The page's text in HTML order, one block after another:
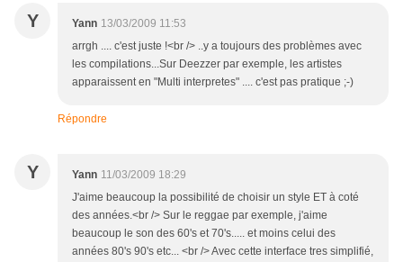
Y Yann 13/03/2009 11:53
arrgh .... c'est juste !<br /> ..y a toujours des problèmes avec
les compilations...Sur Deezzer par exemple, les artistes
apparaissent en "Multi interpretes" .... c'est pas pratique ;-)
Répondre
Y Yann 11/03/2009 18:29
J'aime beaucoup la possibilité de choisir un style ET à coté
des années.<br /> Sur le reggae par exemple, j'aime
beaucoup le son des 60's et 70's..... et moins celui des
années 80's 90's etc... <br /> Avec cette interface tres simplifié,